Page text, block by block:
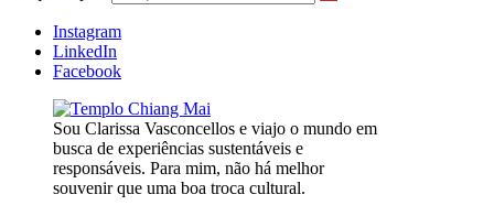
Instagram
LinkedIn
Facebook
Sou Clarissa Vasconcellos e viajo o mundo em
busca de experiências sustentáveis e
responsáveis. Para mim, não há melhor
souvenir que uma boa troca cultural.